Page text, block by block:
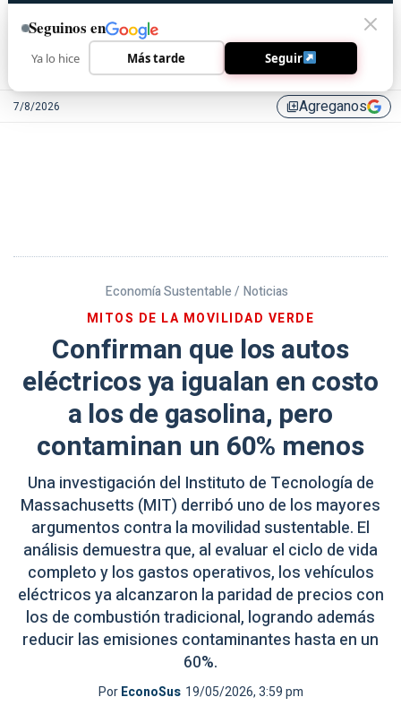
7/8/2026 library_addAgreganos
Economía Sustentable / Noticias
MITOS DE LA MOVILIDAD VERDE
Confirman que los autos
eléctricos ya igualan en costo
a los de gasolina, pero
contaminan un 60% menos
Una investigación del Instituto de Tecnología de
Massachusetts (MIT) derribó uno de los mayores
argumentos contra la movilidad sustentable. El
análisis demuestra que, al evaluar el ciclo de vida
completo y los gastos operativos, los vehículos
eléctricos ya alcanzaron la paridad de precios con
los de combustión tradicional, logrando además
reducir las emisiones contaminantes hasta en un
60%.
PorEconoSus 19/05/2026, 3:59 pm
Seguinos en
Ya lo hice Más tarde Seguir